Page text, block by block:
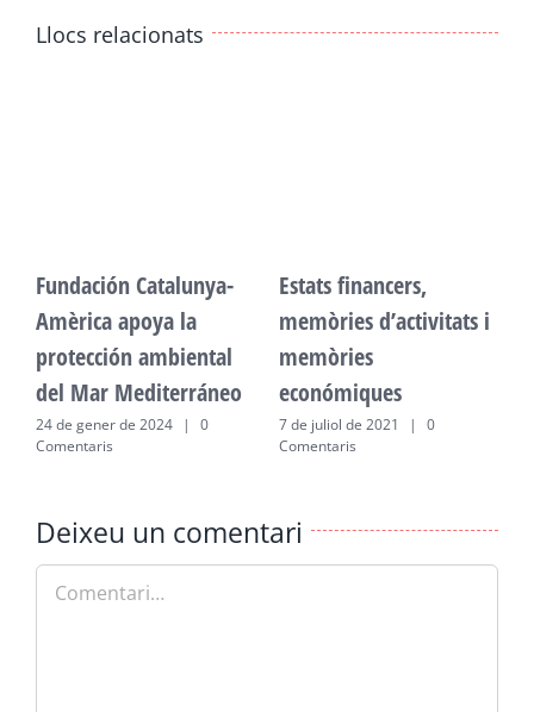
Llocs relacionats
Fundación Catalunya-
Amèrica apoya la
protección ambiental
del Mar Mediterráneo
24 de gener de 2024 |
0
Comentaris
Estats financers,
memòries d’activitats i
memòries
económiques
7 de juliol de 2021 |
0
Comentaris
Deixeu un comentari